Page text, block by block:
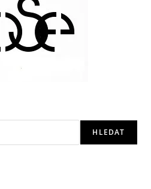
HLEDAT